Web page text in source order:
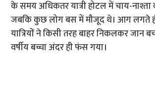
के समय अधिकतर यात्री होटल में चाय-
जबकि कुछ लोग बस में मौजूद थे। आग लगते
यात्रियों ने किसी तरह बाहर निकलकर जान
वर्षीय बच्चा अंदर ही फंस गया।